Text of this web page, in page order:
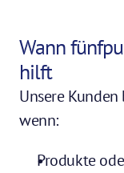
Wann
hilft
Unsere
wenn:
Produkte